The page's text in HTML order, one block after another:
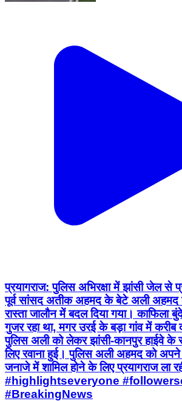
प्रयागराज: पुलिस अभिरक्षा में झांसी जेल से
पूर्व सांसद अतीक अहमद के बेटे अली अहमद
रास्ता जालौन में बदल दिया गया।
गुजर रहा था, मगर उरई के बड़ा गांव में
पुलिस अली को लेकर झांसी-कानपुर हाईवे के
लिए रवाना हुई। पुलिस अली अहमद को
जनाजे में शामिल होने के लिए प्रयागराज ला
#highlightseveryone
#BreakingNews